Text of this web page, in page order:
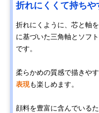
折れにくくて持ち
折れにくように、芯と軸
に基づいた三角軸とソフ
です。
柔らかめの質感で描きや
表現も楽しめます。
顔料を豊富に含んでいる